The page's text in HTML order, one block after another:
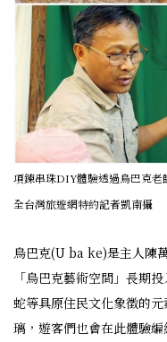
項鍊串珠DIY體驗透過烏巴克老
全台灣旅遊網特約記者凱南攝
烏巴克(U ba ke)是主人陳
「烏巴克藝術空間」長期
蛇等具原住民文化象徵的
璃，遊客們也會在此體驗